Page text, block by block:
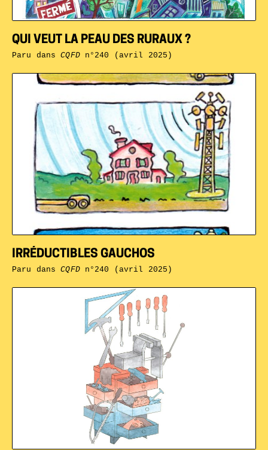
IRRÉDUCTIBLES GAUCHOS
Paru dansCQFDn°240 (avril 2025)
QUI VEUT LA PEAU DES RURAUX ?
Paru dansCQFDn°240 (avril 2025)